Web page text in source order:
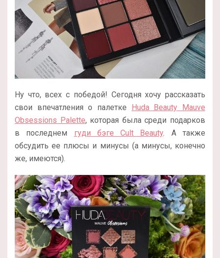
Ну что, всех с победой! Сегодня хочу рассказать
свои впечатления о палетке Huda Beauty Mauve
Obsessions Palette, которая была среди подарков
в последнем гуди бэге Cult Beauty. А также
обсудить ее плюсы и минусы (а минусы, конечно
же, имеются).